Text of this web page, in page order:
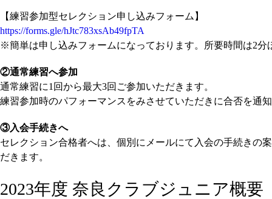
【練習参加型セレクション申し込みフォーム】
https://forms.gle/hJtc783xsAb49fpTA
※簡単は申し込みフォームになっております。所要時間は2分
②通常練習へ参加
通常練習に1回から最大3回ご参加いただきます。
練習参加時のパフォーマンスをみさせていただきに合否を通
③入会手続きへ
セレクション合格者へは、個別にメールにて入会の手続きの
だきます。
2023年度 奈良クラブジュニア概要